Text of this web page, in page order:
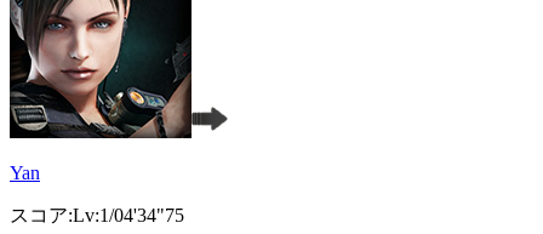
Yan
スコア:Lv:1/04'34"75